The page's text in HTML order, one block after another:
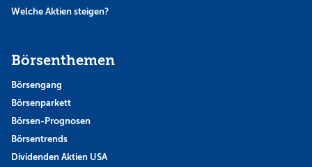
Welche Aktien steigen?
Börsenthemen
Börsengang
Börsenparkett
Börsen-Prognosen
Börsentrends
Dividenden Aktien USA